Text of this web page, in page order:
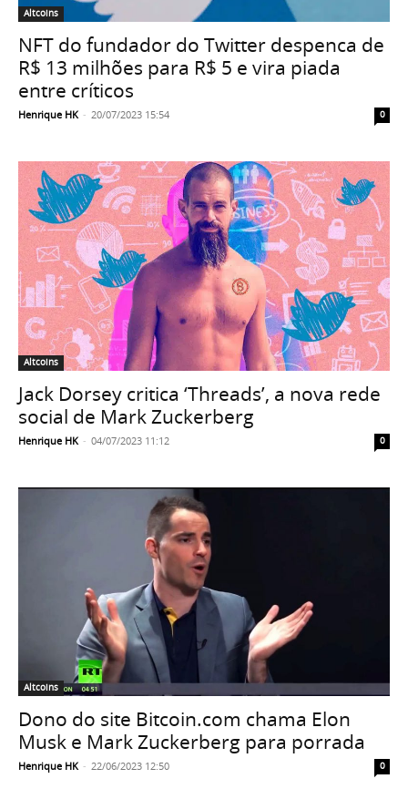
Altcoins
NFT do fundador do Twitter despenca de
R$ 13 milhões para R$ 5 e vira piada
entre críticos
Henrique HK - 20/07/2023 15:54 0
Altcoins
Jack Dorsey critica ‘Threads’, a nova rede
social de Mark Zuckerberg
Henrique HK - 04/07/2023 11:12 0
Altcoins
Dono do site Bitcoin.com chama Elon
Musk e Mark Zuckerberg para porrada
Henrique HK - 22/06/2023 12:50 0